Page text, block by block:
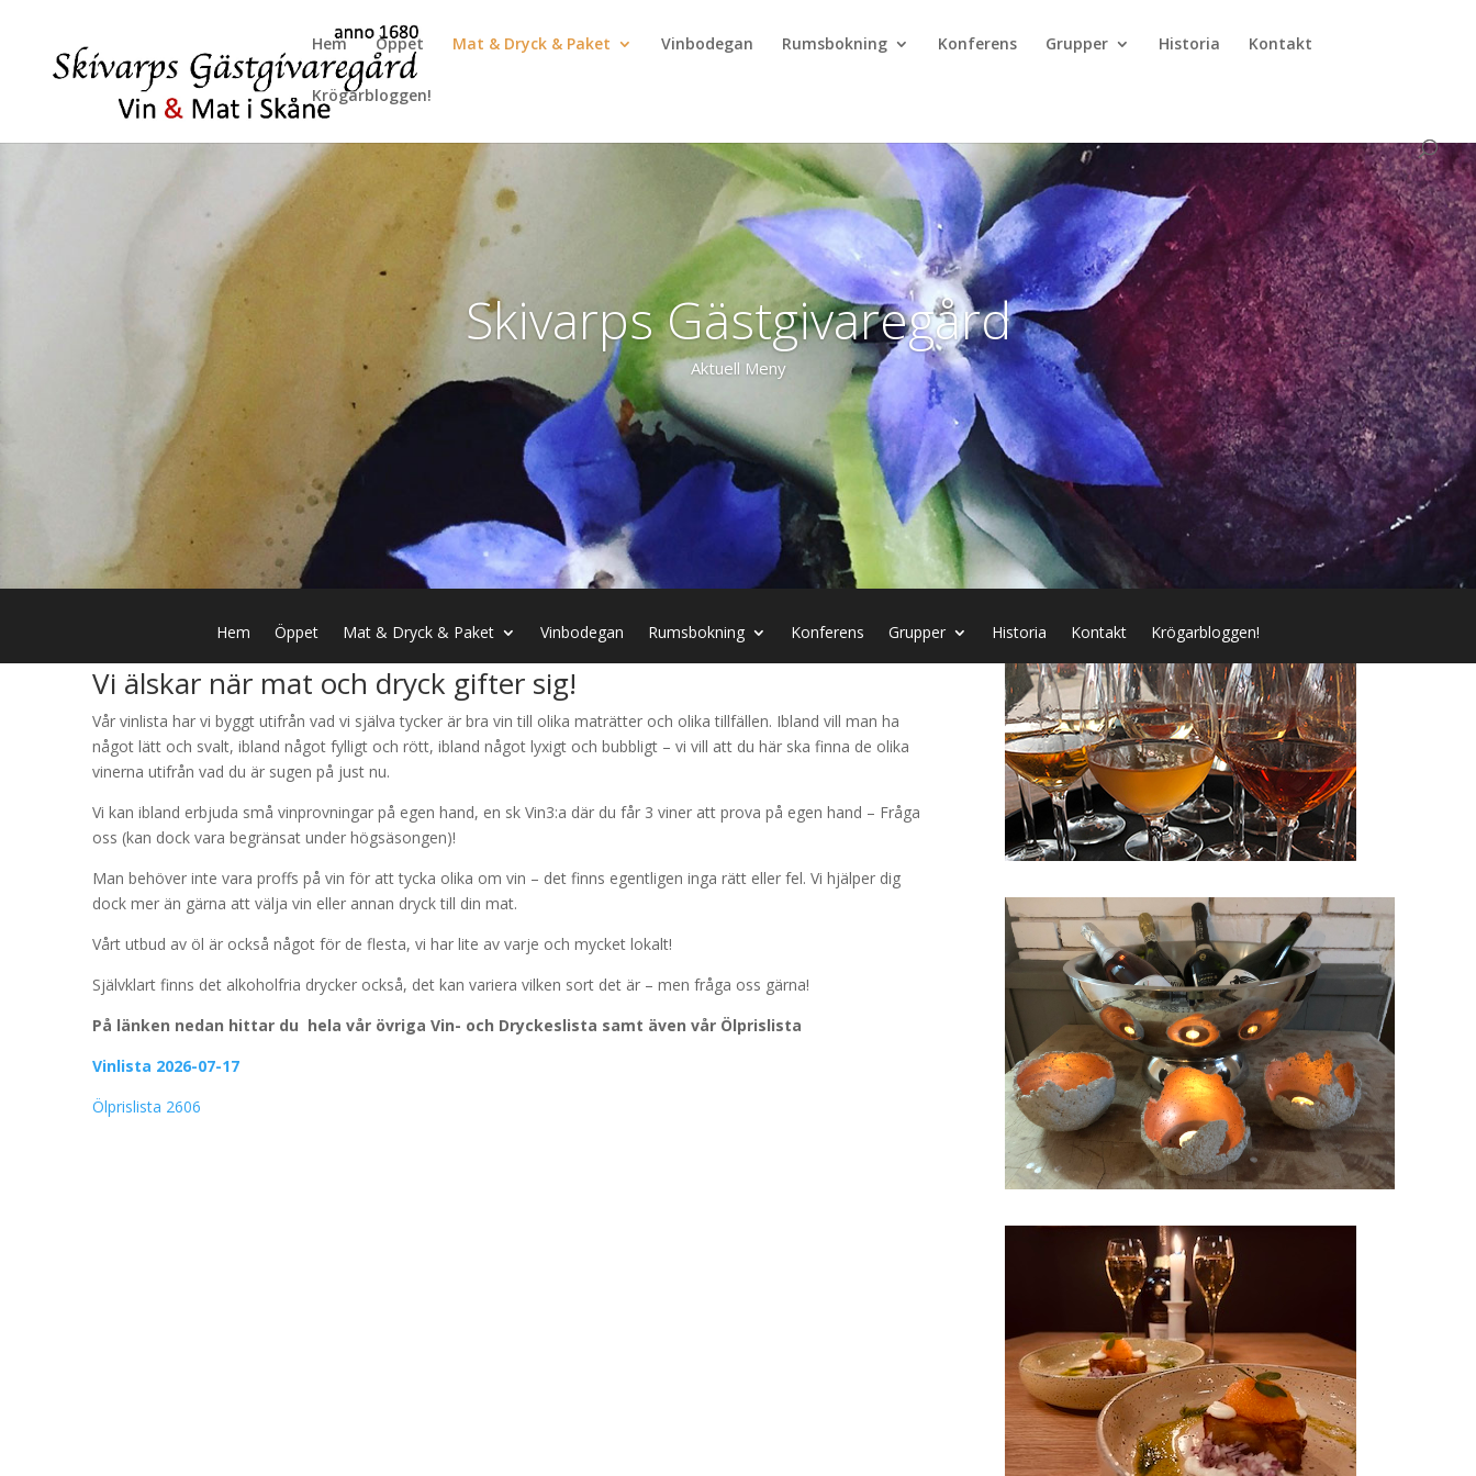
Hem Öppet Mat & Dryck & Paket Vinbodegan Rumsbokning Konferens Grupper Historia Kontakt
Krögarbloggen!
Skivarps Gästgivaregård
Aktuell Meny
Hem Öppet Mat & Dryck & Paket Vinbodegan Rumsbokning Konferens Grupper Historia Kontakt Krögarbloggen!
Vi älskar när mat och dryck gifter sig!
Vår vinlista har vi byggt utifrån vad vi själva tycker är bra vin till olika maträtter och olika tillfällen. Ibland vill man ha
något lätt och svalt, ibland något fylligt och rött, ibland något lyxigt och bubbligt – vi vill att du här ska finna de olika
vinerna utifrån vad du är sugen på just nu.
Vi kan ibland erbjuda små vinprovningar på egen hand, en sk Vin3:a där du får 3 viner att prova på egen hand – Fråga
oss (kan dock vara begränsat under högsäsongen)!
Man behöver inte vara proffs på vin för att tycka olika om vin – det finns egentligen inga rätt eller fel. Vi hjälper dig
dock mer än gärna att välja vin eller annan dryck till din mat.
Vårt utbud av öl är också något för de flesta, vi har lite av varje och mycket lokalt!
Självklart finns det alkoholfria drycker också, det kan variera vilken sort det är – men fråga oss gärna!
På länken nedan hittar du hela vår övriga Vin- och Dryckeslista samt även vår Ölprislista
Vinlista 2026-07-17
Ölprislista 2606